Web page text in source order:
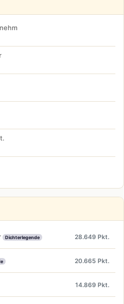
Dichterlegende 28.649 Pkt.
20.665 Pkt.
14.869 Pkt.